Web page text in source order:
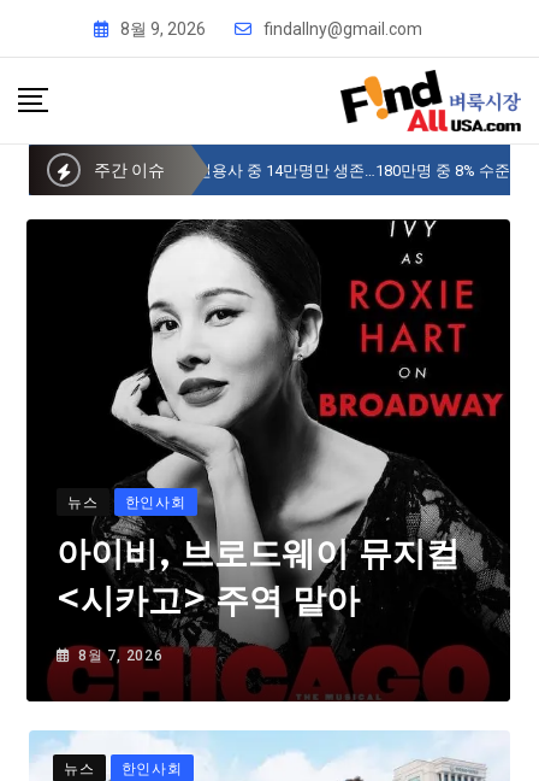
8월 9, 2026 findallny@gmail.com
주간 이슈 사이버 한국외국어대 미주글로벌센터 뉴욕
뉴스 한인사회
아이비, 브로드웨이 뮤지컬
<시카고> 주역 맡아
8월 7, 2026
뉴스 한인사회